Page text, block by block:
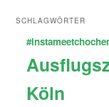
SCHLAGWÖRTER
Köln